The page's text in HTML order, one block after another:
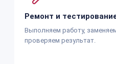
Ремонт и
Выполняем работу,
проверяем результат.